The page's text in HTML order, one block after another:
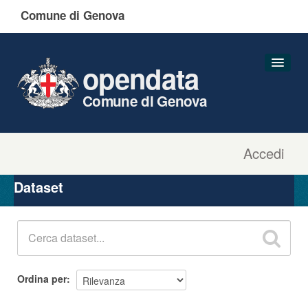
Comune di Genova
Accedi
opendata
Comune di Genova
Organizzazioni
Gruppi
Dataset
Ordina per